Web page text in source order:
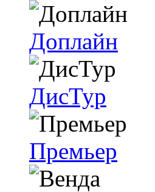
Доплайн
ДисТур
Премьер